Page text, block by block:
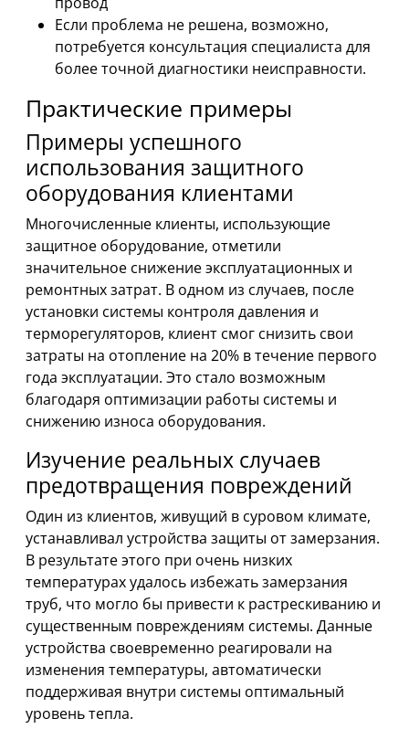
Если проблема не решена, возможно,
потребуется консультация специалиста для
более точной диагностики неисправности.
Практические примеры
Примеры успешного
использования защитного
оборудования клиентами
Многочисленные клиенты, использующие
защитное оборудование, отметили
значительное снижение эксплуатационных и
ремонтных затрат. В одном из случаев, после
установки системы контроля давления и
терморегуляторов, клиент смог снизить свои
затраты на отопление на 20% в течение первого
года эксплуатации. Это стало возможным
благодаря оптимизации работы системы и
снижению износа оборудования.
Изучение реальных случаев
предотвращения повреждений
Один из клиентов, живущий в суровом климате,
устанавливал устройства защиты от замерзания.
В результате этого при очень низких
температурах удалось избежать замерзания
труб, что могло бы привести к растрескиванию и
существенным повреждениям системы. Данные
устройства своевременно реагировали на
изменения температуры, автоматически
поддерживая внутри системы оптимальный
уровень тепла.